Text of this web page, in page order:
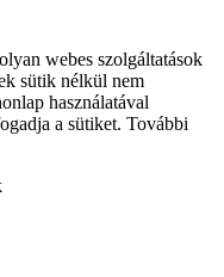
webes szolgáltatások
sütik nélkül nem
használatával
a sütiket. További